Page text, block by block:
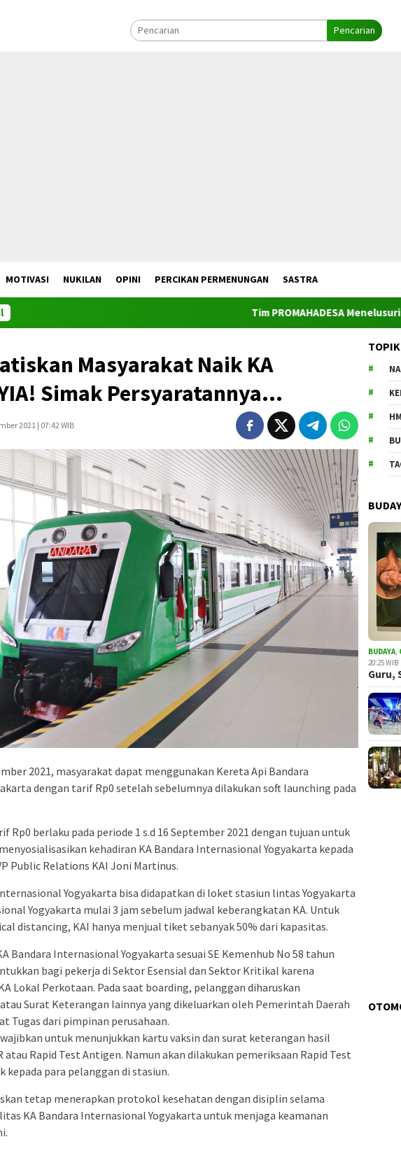
Pencarian
MOTIVASI NUKILAN OPINI PERCIKAN PERMENUNGAN SASTRA
Tim PROMAHADESA Menelusuri Ta’
Masyarakat Naik KA
Simak Persyaratannya…
2021 | 07:42 WIB
2021, masyarakat dapat menggunakan Kereta Api Bandara
dengan tarif Rp0 setelah sebelumnya dilakukan soft launching pada
Rp0 berlaku pada periode 1 s.d 16 September 2021 dengan tujuan untuk
kehadiran KA Bandara Internasional Yogyakarta kepada
Public Relations KAI Joni Martinus.
Yogyakarta bisa didapatkan di loket stasiun lintas Yogyakarta
Yogyakarta mulai 3 jam sebelum jadwal keberangkatan KA. Untuk
distancing, KAI hanya menjual tiket sebanyak 50% dari kapasitas.
Bandara Internasional Yogyakarta sesuai SE Kemenhub No 58 tahun
bagi pekerja di Sektor Esensial dan Sektor Kritikal karena
Lokal Perkotaan. Pada saat boarding, pelanggan diharuskan
Surat Keterangan lainnya yang dikeluarkan oleh Pemerintah Daerah
Tugas dari pimpinan perusahaan.
untuk menunjukkan kartu vaksin dan surat keterangan hasil
atau Rapid Test Antigen. Namun akan dilakukan pemeriksaan Rapid Test
kepada para pelanggan di stasiun.
tetap menerapkan protokol kesehatan dengan disiplin selama
KA Bandara Internasional Yogyakarta untuk menjaga keamanan
BUDAYA
20:25 WIB
Guru,